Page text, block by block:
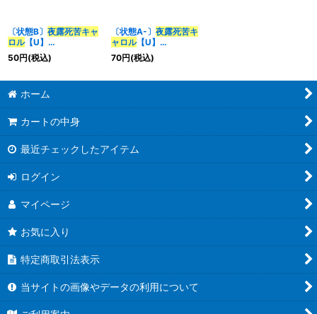
〔状態B〕 夜露死苦キャ
ロル【U】
{23EX162/84}《多》
50円(税込)
〔状態A-〕 夜露死苦キ
ャロル【U】
{23EX162/84}《多》
70円(税込)
ホーム
カートの中身
最近チェックしたアイテム
ログイン
マイページ
お気に入り
特定商取引法表示
当サイトの画像やデータの利用について